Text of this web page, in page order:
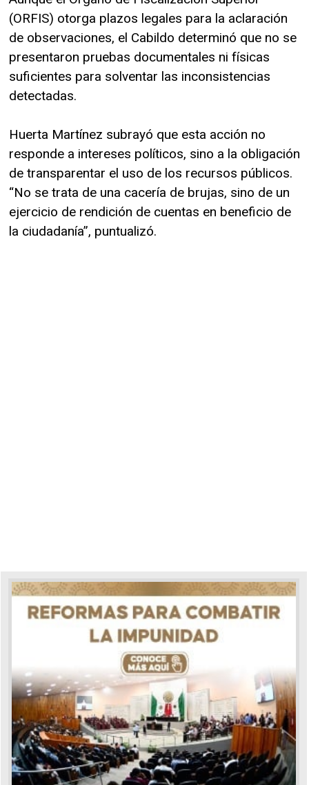
(ORFIS) otorga plazos legales para la aclaración
de observaciones, el Cabildo determinó que no se
presentaron pruebas documentales ni físicas
suficientes para solventar las inconsistencias
detectadas.
Huerta Martínez subrayó que esta acción no
responde a intereses políticos, sino a la obligación
de transparentar el uso de los recursos públicos.
“No se trata de una cacería de brujas, sino de un
ejercicio de rendición de cuentas en beneficio de
la ciudadanía”, puntualizó.